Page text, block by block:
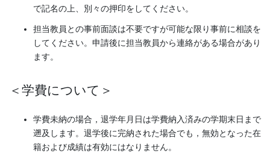
で記名の上、別々の押印をしてください。
担当教員との事前面談は不要ですが可能な限り事前に相談を
してください。申請後に担当教員から連絡がある場合があり
ます。
＜学費について＞
学費未納の場合，退学年月日は学費納入済みの学期末日まで
遡及します。退学後に完納された場合でも，無効となった在
籍および成績は有効にはなりません。